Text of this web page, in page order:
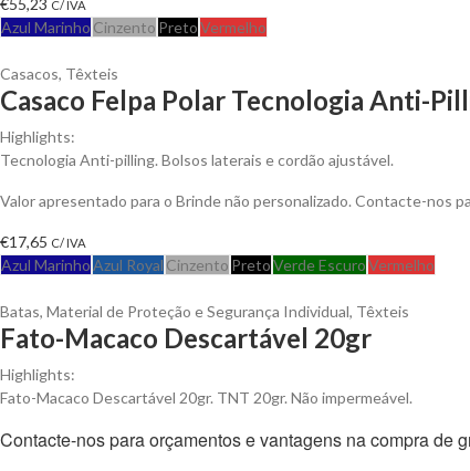
C/ IVA
Azul Marinho Cinzento PretoVermelho
Casacos, Têxteis
Casaco Felpa Polar Tecnologia Anti-
Highlights:
Tecnologia Anti-pilling. Bolsos laterais e cordão ajustável.
Valor apresentado para o Brinde não personalizado. Contacte-nos
€17,65 C/ IVA
Azul MarinhoAzul Royal Cinzento PretoVerde EscuroVermelho
Batas, Material de Proteção e Segurança Individual, Têxteis
Fato-Macaco Descartável 20gr
Highlights:
Fato-Macaco Descartável 20gr. TNT 20gr. Não impermeável.
Contacte-nos para orçamentos e vantagens na compra de